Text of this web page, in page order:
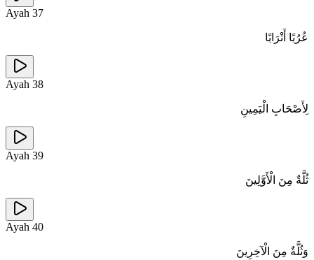
Ayah 37
عُرُبًا أَتْرَابًا
Ayah 38
لِأَصْحَابِ الْيَمِينِ
Ayah 39
ثُلَّةٌ مِنَ الْأَوَّلِينَ
Ayah 40
وَثُلَّةٌ مِنَ الْآخِرِينَ